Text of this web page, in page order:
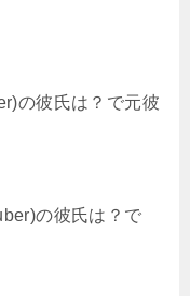
の彼氏は？で元彼
の彼氏は？で